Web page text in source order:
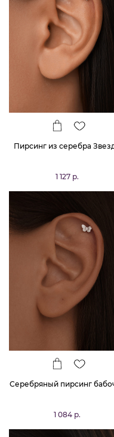
Пирсинг из серебра
1 127 р.
Серебряный пирсинг
1 084 р.